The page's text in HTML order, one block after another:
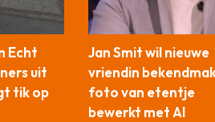
Echt
uit
tik op
Jan Smit wil nieuwe
vriendin
foto van etentje
bewerkt met AI